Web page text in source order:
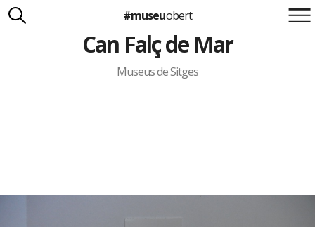
Suma't a la iniciativa
Carlota Royo
Francesca Barcellona
#museuobert
Can Falç de Mar
Museus de Sitges